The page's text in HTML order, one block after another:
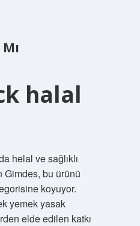
halal
helal ve sağlıklı
Gimdes, bu ürünü
koyuyor.
yemek yasak
elde edilen katkı